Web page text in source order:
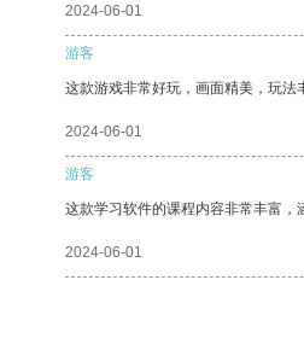
2024-06-01
游客
这款游戏非常好玩，画面精美，玩法
2024-06-01
游客
这款学习软件的课程内容非常丰富，
2024-06-01